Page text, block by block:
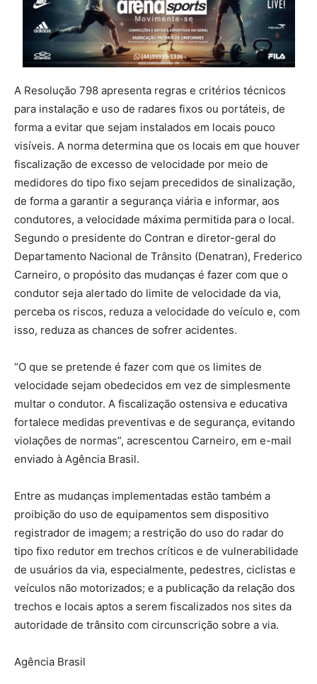
A Resolução 798 apresenta regras e critérios técnicos
para instalação e uso de radares fixos ou portáteis, de
forma a evitar que sejam instalados em locais pouco
visíveis. A norma determina que os locais em que houver
fiscalização de excesso de velocidade por meio de
medidores do tipo fixo sejam precedidos de sinalização,
de forma a garantir a segurança viária e informar, aos
condutores, a velocidade máxima permitida para o local.
Segundo o presidente do Contran e diretor-geral do
Departamento Nacional de Trânsito (Denatran), Frederico
Carneiro, o propósito das mudanças é fazer com que o
condutor seja alertado do limite de velocidade da via,
perceba os riscos, reduza a velocidade do veículo e, com
isso, reduza as chances de sofrer acidentes.
“O que se pretende é fazer com que os limites de
velocidade sejam obedecidos em vez de simplesmente
multar o condutor. A fiscalização ostensiva e educativa
fortalece medidas preventivas e de segurança, evitando
violações de normas”, acrescentou Carneiro, em e-mail
enviado à Agência Brasil.
Entre as mudanças implementadas estão também a
proibição do uso de equipamentos sem dispositivo
registrador de imagem; a restrição do uso do radar do
tipo fixo redutor em trechos críticos e de vulnerabilidade
de usuários da via, especialmente, pedestres, ciclistas e
veículos não motorizados; e a publicação da relação dos
trechos e locais aptos a serem fiscalizados nos sites da
autoridade de trânsito com circunscrição sobre a via.
Agência Brasil